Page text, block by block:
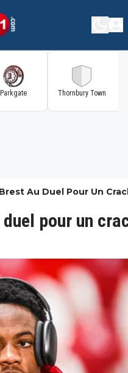
Parkgate Thornbury Town
Au Duel Pour Un
pour un